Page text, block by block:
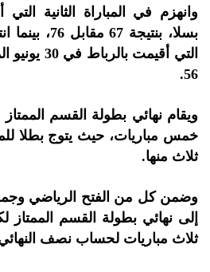
وانهزم في المباراة الثانية
بسلا، بنتيجة
56.
ويقام نهائي بطولة القسم
خمس مباريات، حيث يتوج بطلا
ثلاث منها.
وضمن كل من الفتح الرياضي
إلى نهائي بطولة القسم
ثلاث مباريات لحساب نصف